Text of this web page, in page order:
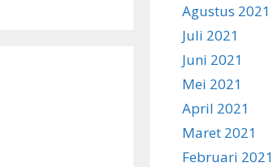
Agustus 2021
Juli 2021
Juni 2021
Mei 2021
April 2021
Maret 2021
Februari 2021